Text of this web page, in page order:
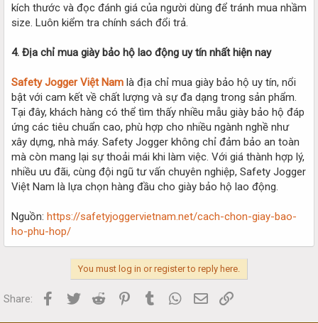
kích thước và đọc đánh giá của người dùng để tránh mua nhầm
size. Luôn kiểm tra chính sách đổi trả.
4. Địa chỉ mua giày bảo hộ lao động uy tín nhất hiện nay
Safety Jogger Việt Nam là địa chỉ mua giày bảo hộ uy tín, nổi
bật với cam kết về chất lượng và sự đa dạng trong sản phẩm.
Tại đây, khách hàng có thể tìm thấy nhiều mẫu giày bảo hộ đáp
ứng các tiêu chuẩn cao, phù hợp cho nhiều ngành nghề như
xây dựng, nhà máy. Safety Jogger không chỉ đảm bảo an toàn
mà còn mang lại sự thoải mái khi làm việc. Với giá thành hợp lý,
nhiều ưu đãi, cùng đội ngũ tư vấn chuyên nghiệp, Safety Jogger
Việt Nam là lựa chọn hàng đầu cho giày bảo hộ lao động.
Nguồn: https://safetyjoggervietnam.net/cach-chon-giay-bao-
ho-phu-hop/
You must log in or register to reply here.
Share: Facebook
Twitter Reddit PinterestTumblr WhatsApp
Email